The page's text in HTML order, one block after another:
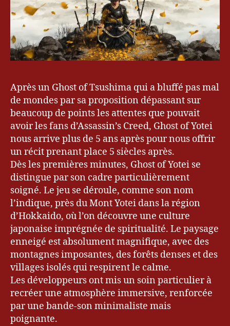
Après un Ghost of Tsushima qui a bluffé pas mal
de mondes par sa proposition dépassant sur
beaucoup de points les attentes que pouvait
avoir les fans d’Assassin’s Creed, Ghost of Yotei
nous arrive plus de 5 ans après pour nous offrir
un récit prenant place 5 siècles après.
Dès les premières minutes, Ghost of Yotei se
distingue par son cadre particulièrement
soigné. Le jeu se déroule, comme son nom
l’indique, près du Mont Yotei dans la région
d’Hokkaido, où l’on découvre une culture
japonaise imprégnée de spiritualité. Le paysage
enneigé est absolument magnifique, avec des
montagnes imposantes, des forêts denses et des
villages isolés qui respirent le calme.
Les développeurs ont mis un soin particulier à
recréer une atmosphère immersive, renforcée
par une bande-son minimaliste mais
poignante.